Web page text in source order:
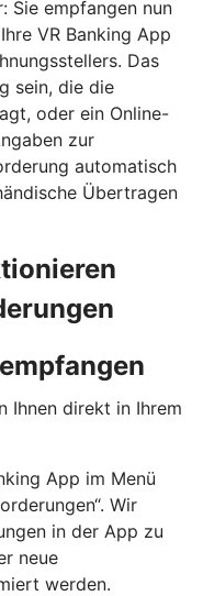
Sie empfangen nun
VR Banking App
Das
sein, die die
oder ein Online-
zur
automatisch
Übertragen
Ihnen direkt in Ihrem
App im Menü
Wir
in der App zu
neue
werden.